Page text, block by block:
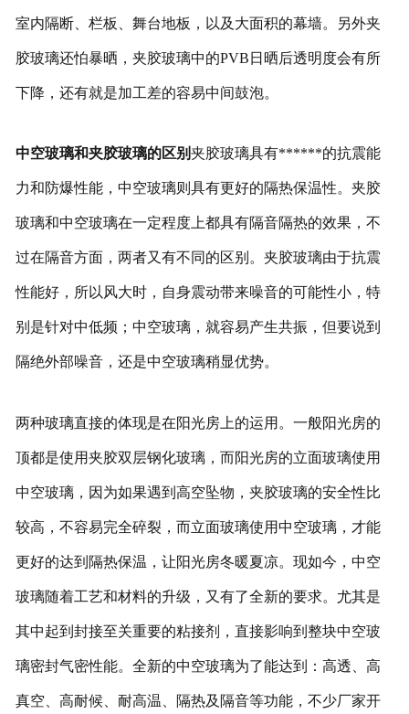
室内隔断、栏板、舞台地板，以及大面积的幕墙。另外夹
胶玻璃还怕暴晒，夹胶玻璃中的PVB日晒后透明度会有所
下降，还有就是加工差的容易中间鼓泡。
中空玻璃和夹胶玻璃的区别夹胶玻璃具有******的抗震能
力和防爆性能，中空玻璃则具有更好的隔热保温性。夹胶
玻璃和中空玻璃在一定程度上都具有隔音隔热的效果，不
过在隔音方面，两者又有不同的区别。夹胶玻璃由于抗震
性能好，所以风大时，自身震动带来噪音的可能性小，特
别是针对中低频；中空玻璃，就容易产生共振，但要说到
隔绝外部噪音，还是中空玻璃稍显优势。
两种玻璃直接的体现是在阳光房上的运用。一般阳光房的
顶都是使用夹胶双层钢化玻璃，而阳光房的立面玻璃使用
中空玻璃，因为如果遇到高空坠物，夹胶玻璃的安全性比
较高，不容易完全碎裂，而立面玻璃使用中空玻璃，才能
更好的达到隔热保温，让阳光房冬暖夏凉。现如今，中空
玻璃随着工艺和材料的升级，又有了全新的要求。尤其是
其中起到封接至关重要的粘接剂，直接影响到整块中空玻
璃密封气密性能。全新的中空玻璃为了能达到：高透、高
真空、高耐候、耐高温、隔热及隔音等功能，不少厂家开